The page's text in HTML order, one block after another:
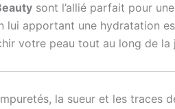
sont l’allié parfait pour
apportant une hydratation
votre peau tout au long de la
la sueur et les traces